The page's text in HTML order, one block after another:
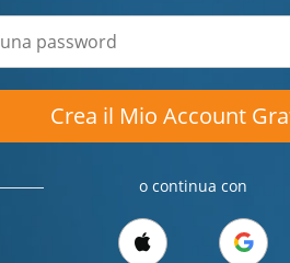
Crea il Mio Account
o continua con